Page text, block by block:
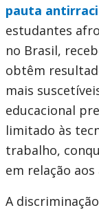
pauta
estudantes
no Brasil,
obtêm
mais
educacional
limitado às
trabalho,
em relação
A